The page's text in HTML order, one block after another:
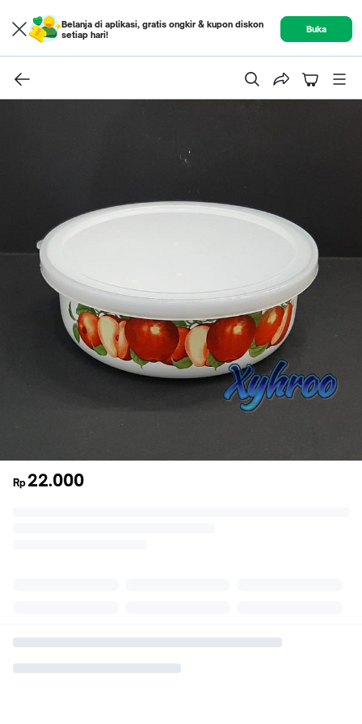
Belanja di aplikasi, gratis ongkir & kupon diskon
setiap hari!
Buka
Rp 22.000